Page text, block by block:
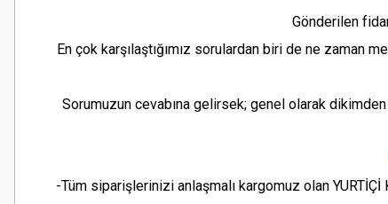
Gönderilen
En çok karşılaştığımız sorulardan biri de ne zaman
Sorumuzun cevabına gelirsek; genel olarak
-Tüm siparişlerinizi anlaşmalı kargomuz olan